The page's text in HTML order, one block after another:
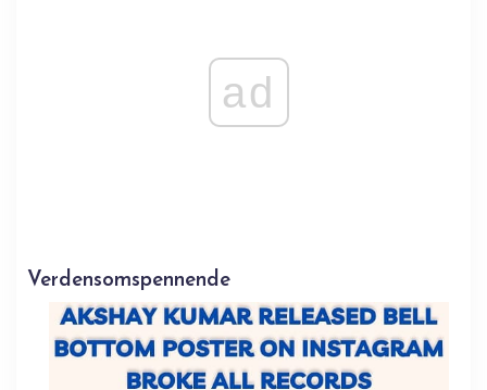
ad
Verdensomspennende